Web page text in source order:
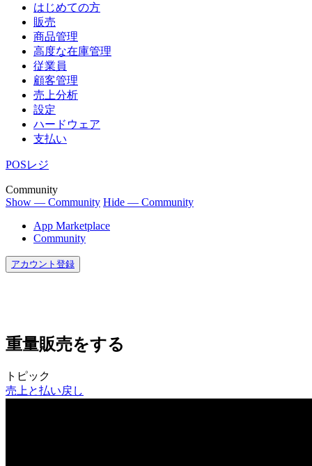
はじめての方
販売
商品管理
高度な在庫管理
従業員
顧客管理
売上分析
設定
ハードウェア
支払い
POSレジ
Community
Show — Community Hide — Community
App Marketplace
Community
アカウント登録
重量販売をする
トピック
売上と払い戻し